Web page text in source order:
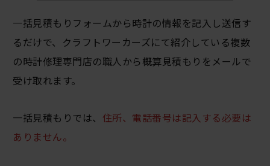
一括見積もりフォームから時計の情報を記入し送信す
るだけで、クラフトワーカーズにて紹介している複数
の時計修理専門店の職人から概算見積もりをメールで
受け取れます。
一括見積もりでは、 住所、電話番号は記入する必要は
ありません。